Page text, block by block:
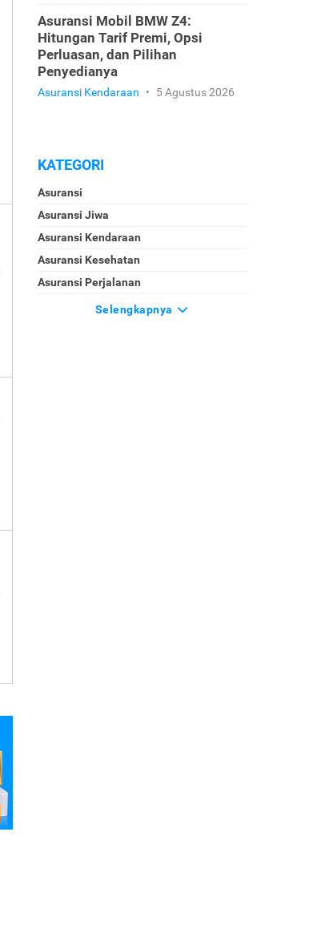
Asuransi Mobil BMW Z4:
Hitungan Tarif Premi, Opsi
Perluasan, dan Pilihan
Penyedianya
Asuransi Kendaraan • 5 Agustus 2026
KATEGORI
Asuransi
Asuransi Jiwa
Asuransi Kendaraan
Asuransi Kesehatan
Asuransi Perjalanan
Selengkapnya